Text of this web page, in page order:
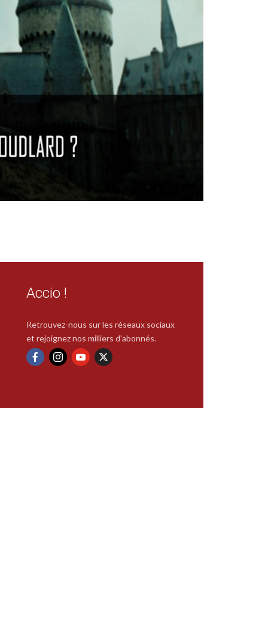
Accio !
Retrouvez-nous sur les réseaux sociaux
et rejoignez nos milliers d'abonnés.